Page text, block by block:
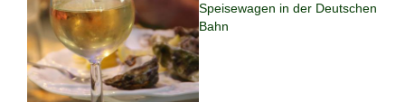
Speisewagen in der Deutschen
Bahn